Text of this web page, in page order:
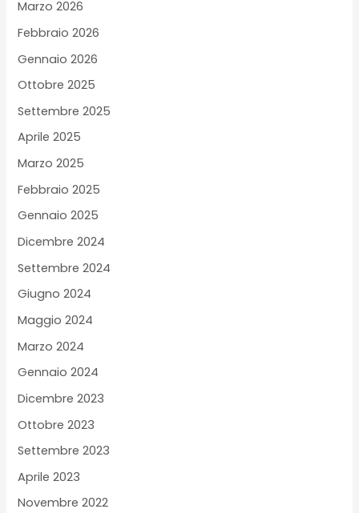
Marzo 2026
Febbraio 2026
Gennaio 2026
Ottobre 2025
Settembre 2025
Aprile 2025
Marzo 2025
Febbraio 2025
Gennaio 2025
Dicembre 2024
Settembre 2024
Giugno 2024
Maggio 2024
Marzo 2024
Gennaio 2024
Dicembre 2023
Ottobre 2023
Settembre 2023
Aprile 2023
Novembre 2022